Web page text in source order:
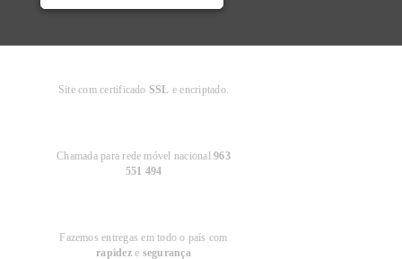
Site com certificado SSL e encriptado.
Chamada para rede móvel nacional963
551 494
Fazemos entregas em todo o país com
rapideze segurança